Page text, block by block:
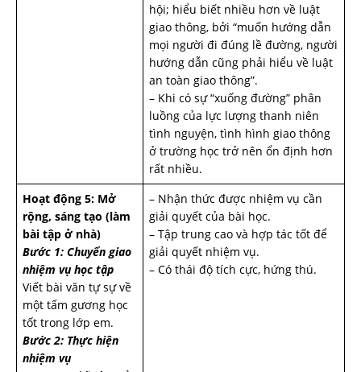
hội; hiểu biết nhiều hơn về luật
giao thông, bởi “muốn hướng dẫn
mọi người đi đúng lề đường, người
hướng dẫn cũng phải hiểu về luật
an toàn giao thông”.
– Khi có sự “xuống đường” phân
luồng của lực lượng thanh niên
tình nguyện, tình hình giao thông
ở trường học trở nên ổn định hơn
rất nhiều.
Hoạt động 5: Mở
rộng, sáng tạo (làm
bài tập ở nhà)
Bước 1: Chuyển giao
nhiệm vụ học tập
Viết bài văn tự sự về
một tấm gương học
tốt trong lớp em.
Bước 2: Thực hiện
nhiệm vụ
– Nhận thức được nhiệm vụ cần
giải quyết của bài học.
– Tập trung cao và hợp tác tốt để
giải quyết nhiệm vụ.
– Có thái độ tích cực, hứng thú.